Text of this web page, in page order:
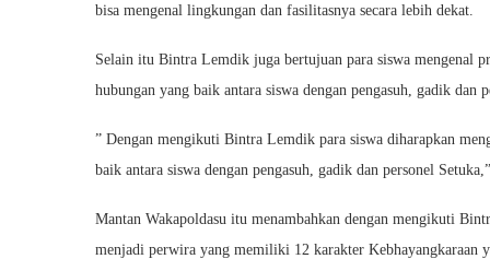
bisa mengenal lingkungan dan fasilitasnya secara lebih dekat.
Selain itu Bintra Lemdik juga bertujuan para siswa mengenal
hubungan yang baik antara siswa dengan pengasuh, gadik dan
” Dengan mengikuti Bintra Lemdik para siswa diharapkan
baik antara siswa dengan pengasuh, gadik dan personel
Mantan Wakapoldasu itu menambahkan dengan mengikuti
menjadi perwira yang memiliki 12 karakter Kebhayangkaraan